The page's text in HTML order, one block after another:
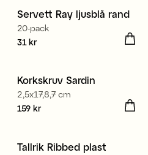
Servett Ray ljusblå rand
20-pack
Pris:
31 kr
Korkskruv Sardin
2,5x17,8,7 cm
Pris :159 kr
159 kr
Tallrik Ribbed plast